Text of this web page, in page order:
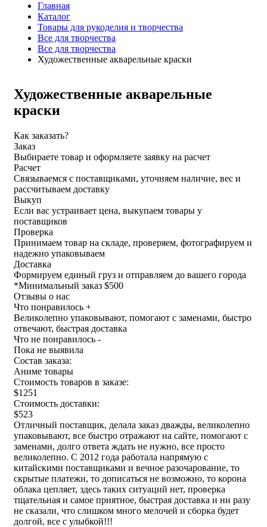
Главная
Каталог
Товары для рукоделия и творчества
Все для творчества
Все для творчества
Художественные акварельные краски
Художественные акварельные
краски
Как заказать?
Заказ
Выбираете товар и оформляете заявку на расчет
Расчет
Связываемся с поставщиками, уточняем наличие, вес и
рассчитываем доставку
Выкуп
Если вас устраивает цена, выкупаем товары у
поставщиков
Проверка
Принимаем товар на складе, проверяем, фотографируем и
надежно упаковываем
Доставка
Формируем единый груз и отправляем до вашего города
*Минимальный заказ $500
Отзывы о нас
Что понравилось +
Великолепно упаковывают, помогают с заменами, быстро
отвечают, быстрая доставка
Что не понравилось -
Пока не выявила
Состав заказа:
Аниме товары
Стоимость товаров в заказе:
$1251
Стоимость доставки:
$523
Отличный поставщик, делала заказ дважды, великолепно
упаковывают, все быстро отражают на сайте, помогают с
заменами, долго ответа ждать не нужно, все просто
великолепно. С 2012 года работала напрямую с
китайскими поставщиками и вечное разочарование, то
скрытые платежи, то дописаться не возможно, то корона
облака цепляет, здесь таких ситуаций нет, проверка
тщательная и самое приятное, быстрая доставка и ни разу
не сказали, что слишком много мелочей и сборка будет
долгой, все с улыбкой!!!